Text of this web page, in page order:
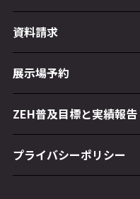
資料請求
展示場予約
ZEH普及目標と実績報告
プライバシーポリシー